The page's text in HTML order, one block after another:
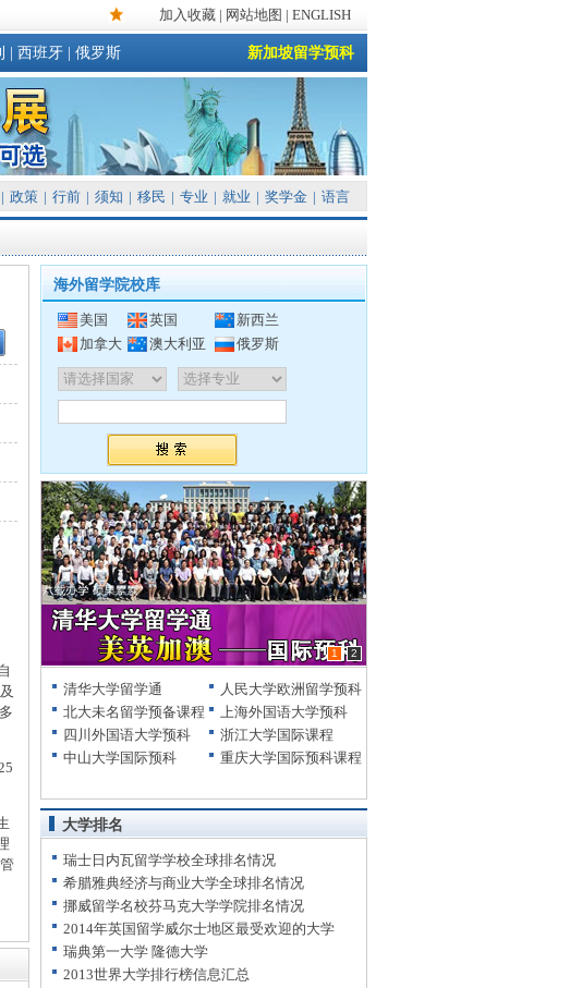
加入收藏 | 网站地图 | ENGLISH
西班牙 俄罗斯 新加坡留学预科
| 政策 | 行前 | 须知 | 移民 | 专业 | 就业 | 奖学金 | 语言
海外留学院校库
美国 英国
新西兰
加拿大
澳大利亚 俄罗斯
1 2
清华大学留学通
人民大学欧洲留学预科
北大未名留学预备课程
上海外国语大学预科
四川外国语大学预科
浙江大学国际课程
中山大学国际预科
重庆大学国际预科课程
大学排名
瑞士日内瓦留学学校全球排名情况
希腊雅典经济与商业大学全球排名情况
挪威留学名校芬马克大学学院排名情况
2014年英国留学威尔士地区最受欢迎的大学
瑞典第一大学 隆德大学
2013世界大学排行榜信息汇总